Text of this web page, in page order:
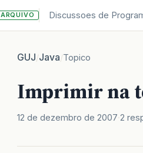
ARQUIVO Discussoes de
GUJ/Java/Topico
Imprimir na
12 de dezembro de 2007 2